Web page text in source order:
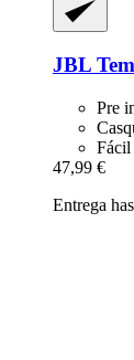
JBL
Pre
Fácil
47,99 €
Entrega